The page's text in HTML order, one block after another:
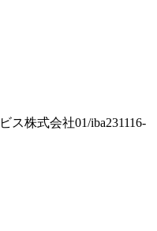
ス株式会社01/iba231116-